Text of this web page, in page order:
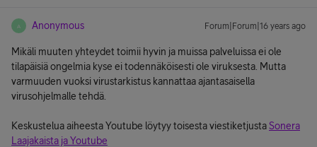
A Anonymous Forum|Forum|16 years ago
Mikäli muuten yhteydet toimii hyvin ja muissa palveluissa ei ole
tilapäisiä ongelmia kyse ei todennäköisesti ole viruksesta. Mutta
varmuuden vuoksi virustarkistus kannattaa ajantasaisella
virusohjelmalle tehdä.
Keskustelua aiheesta Youtube löytyy toisesta viestiketjustaSonera
Laajakaista ja Youtube